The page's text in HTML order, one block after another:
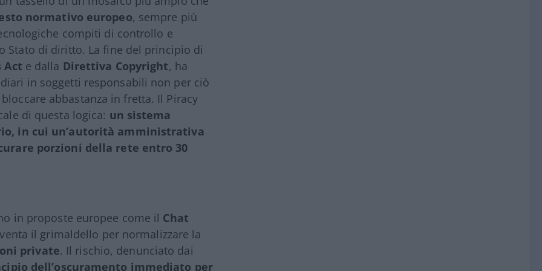
normativo europeo, sempre più
compiti di controllo e
Stato di diritto. La fine del principio di
Act e dalla Direttiva Copyright, ha
in soggetti responsabili non per ciò
abbastanza in fretta. Il Piracy
di questa logica: un sistema
in cui un’autorità amministrativa
porzioni della rete entro 30
in proposte europee come il Chat
il grimaldello per normalizzare la
private. Il rischio, denunciato dai
dell’oscuramento immediato per